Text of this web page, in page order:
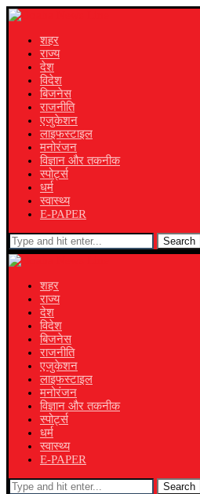
शहर
राज्य
देश
विदेश
बिजनेस
राजनीति
एजुकेशन
लाइफस्टाइल
मनोरंजन
विज्ञान और तकनीक
स्पोर्ट्स
धर्म
स्वास्थ्य
E-PAPER
Search
शहर
राज्य
देश
विदेश
बिजनेस
राजनीति
एजुकेशन
लाइफस्टाइल
मनोरंजन
विज्ञान और तकनीक
स्पोर्ट्स
धर्म
स्वास्थ्य
E-PAPER
Search